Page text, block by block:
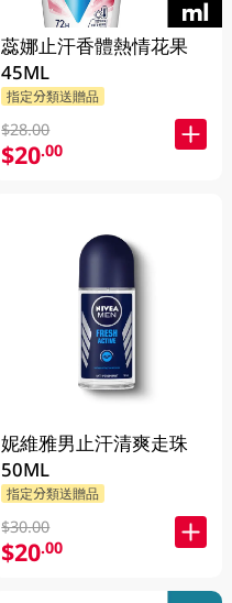
蕊娜止汗香體熱情花果
45ML
指定分類送贈品
$28.00
$20.00
妮維雅男止汗清爽走珠
50ML
指定分類送贈品
$30.00
$20.00